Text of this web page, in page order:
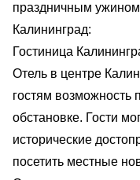
праздничным
Калининград:
Гостиница
Отель в центре
гостям возможность
обстановке. Гости
исторические
посетить местные